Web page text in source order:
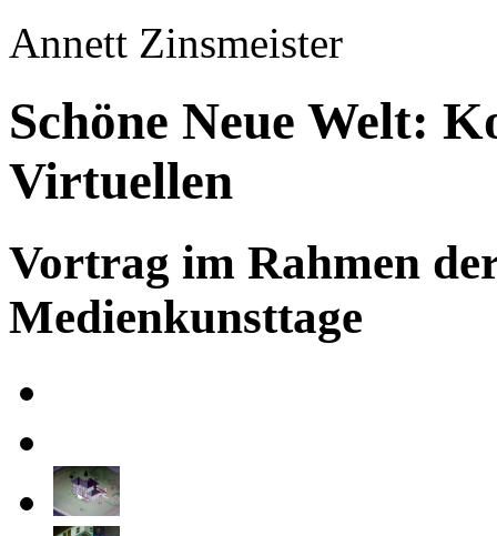
Annett Zinsmeister
Schöne Neue Welt:
Virtuellen
Vortrag im Rahmen
Medienkunsttage